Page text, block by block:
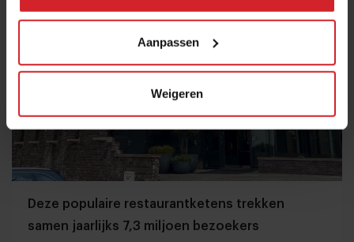
Aanpassen
Weigeren
Deze populaire restaurantketens trekken
samen jaarlijks 7,3 miljoen bezoekers